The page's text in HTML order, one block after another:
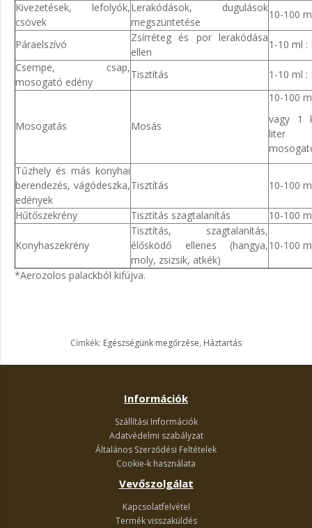
Kivezetések, lefolyók,
csövek
Lerakódások, dugulások
megszüntetése
10-100
Páraelszívó
Zsírréteg és por lerakódása
ellen
1-10 ml
Csempe, csap,
mosogató edény
Tisztítás 1-10 ml
Mosogatás Mosás
10-100
vagy 1
liter
Tűzhely és más konyhai
berendezés, vágódeszka,
edények
Tisztítás 10-100
Hűtőszekrény Tisztítás szagtalanítás 10-100
Konyhaszekrény
Tisztítás, szagtalanítás,
élősködő ellenes (hangya,
moly, zsizsik, atkék)
10-100
*Aerozolos palackból kifújva.
Címkék: Egészségünk megőrzése, Háztartás
Információk
Szállítási Információk
Adatvédelmi szabályzat
Általános Szerződési Feltételek
Cookie-k használata
Vevőszolgálat
Kapcsolatfelvétel
Termék visszaküldés